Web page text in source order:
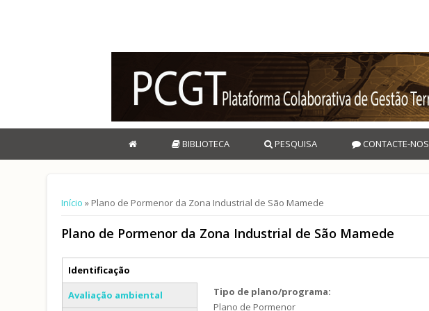
BIBLIOTECA PESQUISA CONTACTE-NOS
Está aqui
Início » Plano de Pormenor da Zona Industrial de São Mamede
Plano de Pormenor da Zona Industrial de São Mamede
Separadores verticais
Identificação
(separador ativo)
Avaliação ambiental
Tipo de plano/programa:
Plano de Pormenor